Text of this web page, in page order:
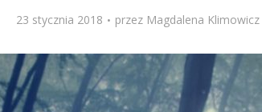
23 stycznia 2018 przez Magdalena Klimowicz